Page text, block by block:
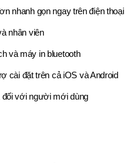
nhanh gọn ngay trên điện thoại
nhân viên
và máy in bluetooth
cài đặt trên cả iOS và Android
đối với người mới dùng